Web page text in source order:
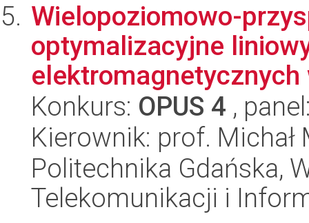
Wielopoziomowo-
optymalizacyjne
Konkurs: OPUS 4 ,
Kierownik: prof. Michał
Politechnika Gdańska,
Telekomunikacji i